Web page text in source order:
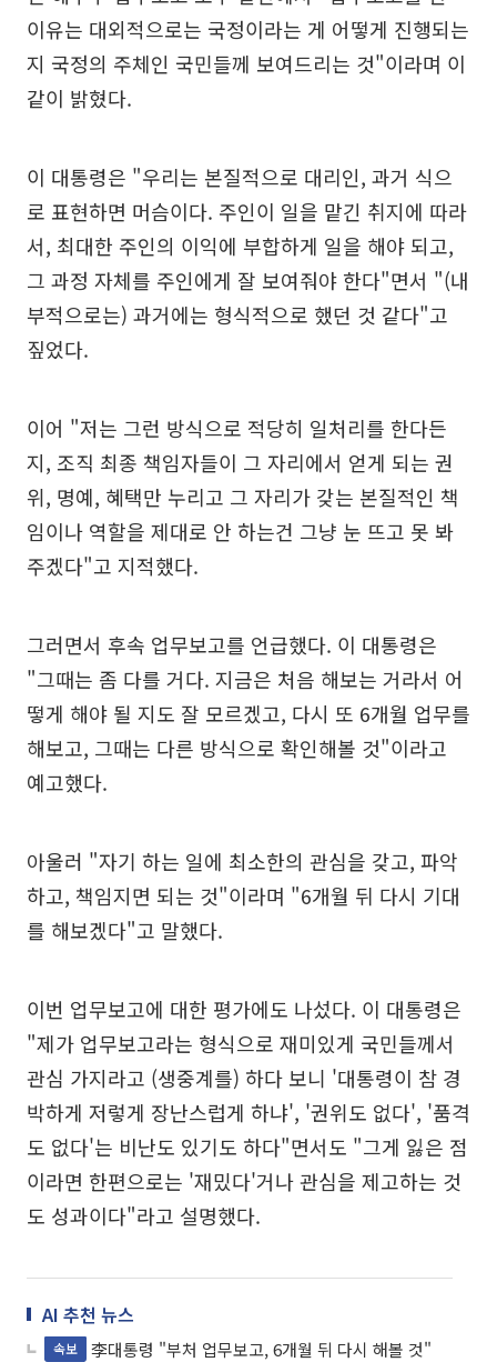
이유는 대외적으로는 국정이라는 게 어떻게 진행되는
지 국정의 주체인 국민들께 보여드리는 것"이라며 이
같이 밝혔다.
이 대통령은 "우리는 본질적으로 대리인, 과거 식으
로 표현하면 머슴이다. 주인이 일을 맡긴 취지에 따라
서, 최대한 주인의 이익에 부합하게 일을 해야 되고,
그 과정 자체를 주인에게 잘 보여줘야 한다"면서 "(내
부적으로는) 과거에는 형식적으로 했던 것 같다"고
짚었다.
이어 "저는 그런 방식으로 적당히 일처리를 한다든
지, 조직 최종 책임자들이 그 자리에서 얻게 되는 권
위, 명예, 혜택만 누리고 그 자리가 갖는 본질적인 책
임이나 역할을 제대로 안 하는건 그냥 눈 뜨고 못 봐
주겠다"고 지적했다.
그러면서 후속 업무보고를 언급했다. 이 대통령은
"그때는 좀 다를 거다. 지금은 처음 해보는 거라서 어
떻게 해야 될 지도 잘 모르겠고, 다시 또 6개월 업무를
해보고, 그때는 다른 방식으로 확인해볼 것"이라고
예고했다.
아울러 "자기 하는 일에 최소한의 관심을 갖고, 파악
하고, 책임지면 되는 것"이라며 "6개월 뒤 다시 기대
를 해보겠다"고 말했다.
이번 업무보고에 대한 평가에도 나섰다. 이 대통령은
"제가 업무보고라는 형식으로 재미있게 국민들께서
관심 가지라고 (생중계를) 하다 보니 '대통령이 참 경
박하게 저렇게 장난스럽게 하냐', '권위도 없다', '품격
도 없다'는 비난도 있기도 하다"면서도 "그게 잃은 점
이라면 한편으로는 '재밌다'거나 관심을 제고하는 것
도 성과이다"라고 설명했다.
AI 추천 뉴스
속보
李대통령 "부처 업무보고, 6개월 뒤 다시 해볼 것"